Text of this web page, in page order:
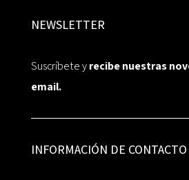
NEWSLETTER
Suscríbete yrecibe nuestras
email.
INFORMACIÓN DE CONTACTO